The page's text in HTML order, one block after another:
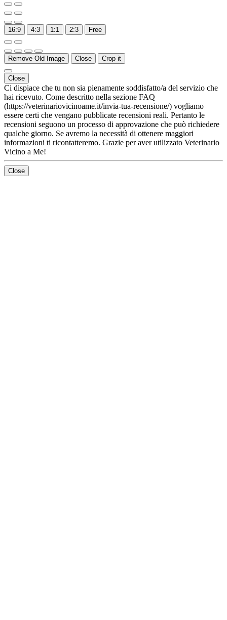
16:9 4:3 1:1 2:3 Free
Remove Old Image Close Crop it
Close
Ci dispiace che tu non sia pienamente soddisfatto/a del servizio che
hai ricevuto. Come descritto nella sezione FAQ
(https://veterinariovicinoame.it/invia-tua-recensione/) vogliamo
essere certi che vengano pubblicate recensioni reali. Pertanto le
recensioni seguono un processo di approvazione che può richiedere
qualche giorno. Se avremo la necessità di ottenere maggiori
informazioni ti ricontatteremo. Grazie per aver utilizzato Veterinario
Vicino a Me!
Close